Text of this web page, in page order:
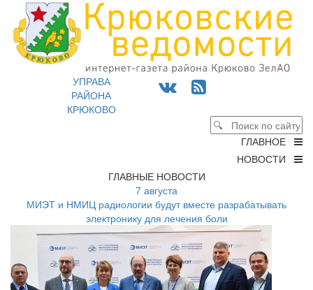
УПРАВА
РАЙОНА
КРЮКОВО
ГЛАВНОЕ
НОВОСТИ
ГЛАВНЫЕ НОВОСТИ
7 августа
МИЭТ и НМИЦ радиологии будут вместе разрабатывать
электронику для лечения боли